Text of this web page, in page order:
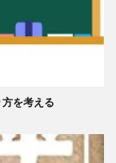
を考える